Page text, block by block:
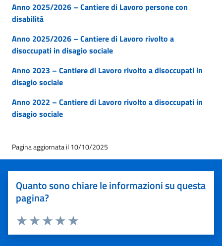
Anno 2025/2026 – Cantiere di Lavoro persone con
disabilità
Anno 2025/2026 – Cantiere di Lavoro rivolto a
disoccupati in disagio sociale
Anno 2023 – Cantiere di Lavoro rivolto a disoccupati in
disagio sociale
Anno 2022 – Cantiere di Lavoro rivolto a disoccupati in
disagio sociale
Pagina aggiornata il 10/10/2025
Quanto sono chiare le informazioni su questa
pagina?
Valuta 5 stelle su 5
Valuta 4 stelle su 5
Valuta 3 stelle su 5
Valuta 2 stelle su 5
Valuta 1 stelle su 5